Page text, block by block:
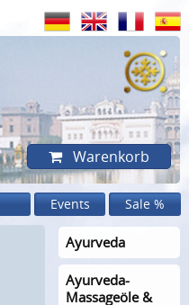
Warenkorb
Events Sale %
Ayurveda
Ayurveda-
Massageöle &